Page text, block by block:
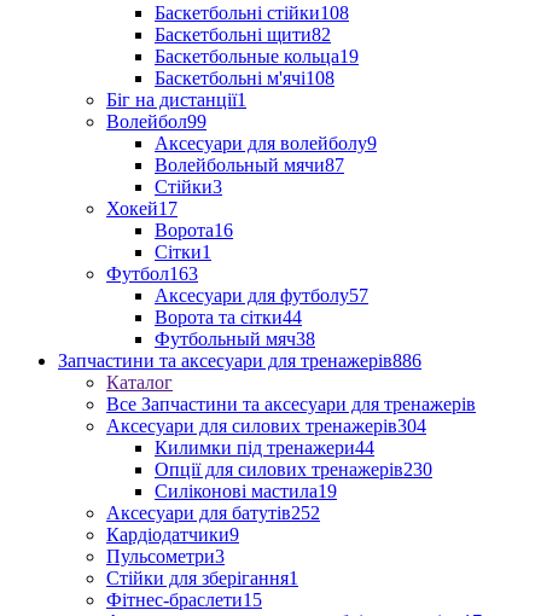
Баскетбольні стійки108
Баскетбольні щити82
Баскетбольные кольца19
Баскетбольні м'ячі108
Біг на дистанції1
Волейбол99
Аксесуари для волейболу9
Волейбольный мячи87
Стійки3
Хокей17
Ворота16
Сітки1
Футбол163
Аксесуари для футболу57
Ворота та сітки44
Футбольный мяч38
Запчастини та аксесуари для тренажерів886
Каталог
Все Запчастини та аксесуари для тренажерів
Аксесуари для силових тренажерів304
Килимки під тренажери44
Опції для силових тренажерів230
Силіконові мастила19
Аксесуари для батутів252
Кардіодатчики9
Пульсометри3
Стійки для зберігання1
Фітнес-браслети15